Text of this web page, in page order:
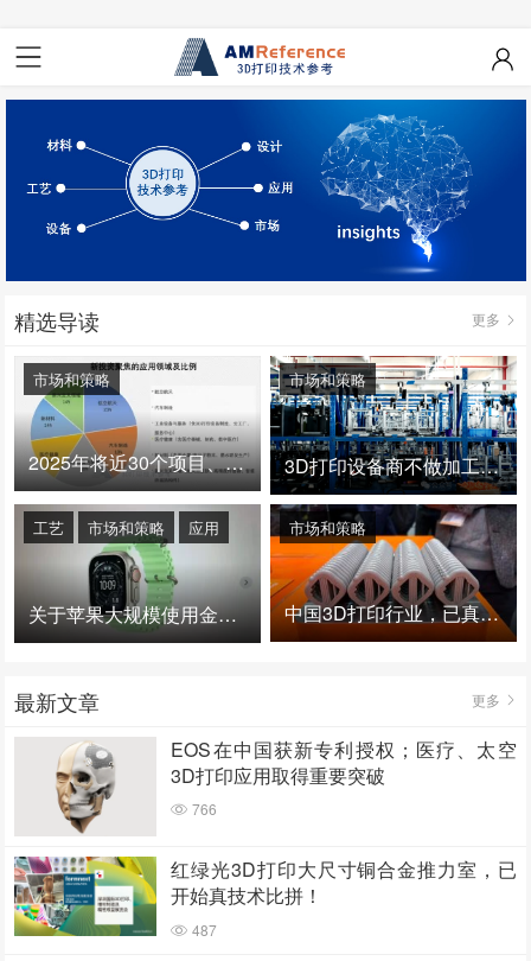
精选导读 更多
2025年将近30个项目、150亿投资：3D打印真的迎来爆发拐点了吗
市场和策略
3D打印设备商不做加工服务，就成了旁观者！
市场和策略
关于苹果大规模使用金属3D打印的思考
工艺 市场和策略 应用
中国3D打印行业，已真正进入爆发时代！
市场和策略
最新文章 更多
EOS在中国获新专利授权；医疗、太空
3D打印应用取得重要突破
766
红绿光3D打印大尺寸铜合金推力室，已
开始真技术比拼！
487